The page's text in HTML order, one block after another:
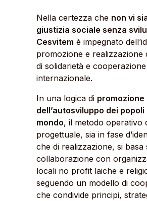
Nella certezza che non vi
giustizia sociale senza
Cesvitem è impegnato
promozione e realizzazione
di solidarietà e cooperazione
internazionale.
In una logica di promozione
dell’autosviluppo dei popoli
mondo, il metodo operativo
progettuale, sia in fase
che di realizzazione, si basa
collaborazione con
locali no profit laiche e
seguendo un modello di
che condivide principi,